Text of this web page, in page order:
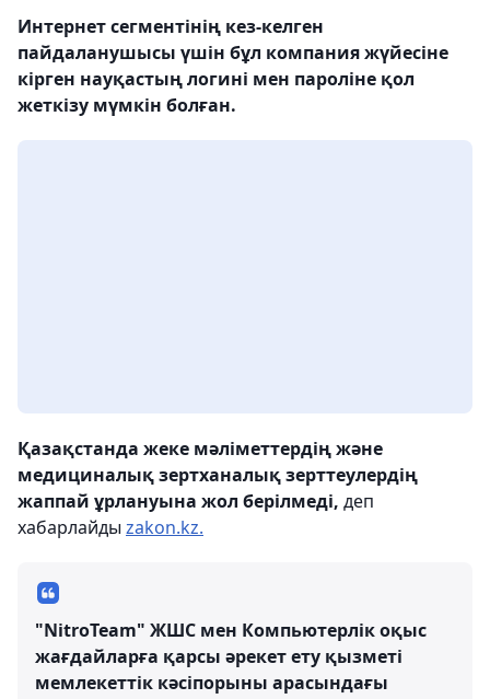
Интернет сегментінің кез-келген
пайдаланушысы үшін бұл компания жүйесіне
кірген науқастың логині мен пароліне қол
жеткізу мүмкін болған.
Қазақстанда жеке мәліметтердің және
медициналық зертханалық зерттеулердің
жаппай ұрлануына жол берілмеді, деп
хабарлайды zakon.kz.
"NitroTeam" ЖШС мен Компьютерлік оқыс
жағдайларға қарсы әрекет ету қызметі
мемлекеттік кәсіпорыны арасындағы